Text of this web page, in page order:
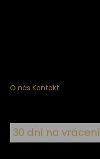
O nás Kontakt
30 dní na vrácení